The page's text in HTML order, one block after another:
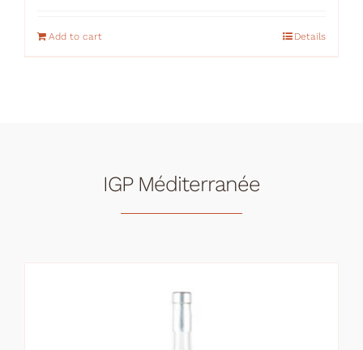
Add to cart Details
IGP Méditerranée